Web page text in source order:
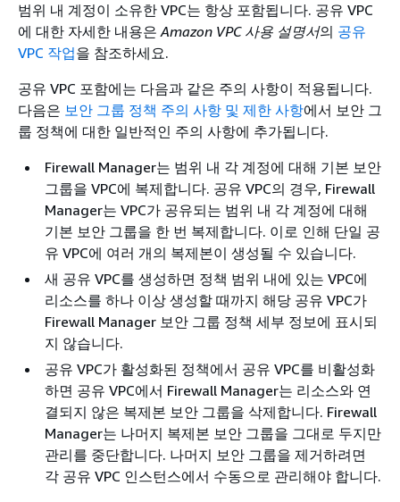
범위 내 계정이 소유한 VPC는 항상 포함됩니다. 공유 VPC
에 대한 자세한 내용은Amazon VPC 사용 설명서의 공유
VPC 작업을 참조하세요.
공유 VPC 포함에는 다음과 같은 주의 사항이 적용됩니다.
다음은 보안 그룹 정책 주의 사항 및 제한 사항에서 보안 그
룹 정책에 대한 일반적인 주의 사항에 추가됩니다.
Firewall Manager는 범위 내 각 계정에 대해 기본 보안
그룹을 VPC에 복제합니다. 공유 VPC의 경우, Firewall
Manager는 VPC가 공유되는 범위 내 각 계정에 대해
기본 보안 그룹을 한 번 복제합니다. 이로 인해 단일 공
유 VPC에 여러 개의 복제본이 생성될 수 있습니다.
새 공유 VPC를 생성하면 정책 범위 내에 있는 VPC에
리소스를 하나 이상 생성할 때까지 해당 공유 VPC가
Firewall Manager 보안 그룹 정책 세부 정보에 표시되
지 않습니다.
공유 VPC가 활성화된 정책에서 공유 VPC를 비활성화
하면 공유 VPC에서 Firewall Manager는 리소스와 연
결되지 않은 복제본 보안 그룹을 삭제합니다. Firewall
Manager는 나머지 복제본 보안 그룹을 그대로 두지만
관리를 중단합니다. 나머지 보안 그룹을 제거하려면
각 공유 VPC 인스턴스에서 수동으로 관리해야 합니다.